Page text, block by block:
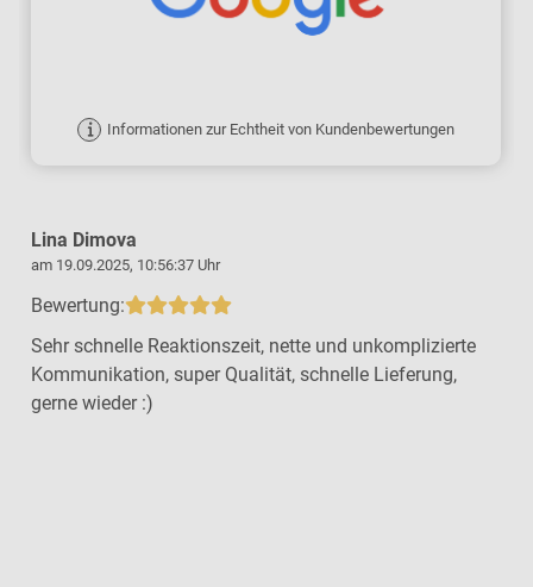
Informationen zur Echtheit von Kundenbewertungen
Lina Dimova
am 19.09.2025, 10:56:37 Uhr
Bewertung:
Sehr schnelle Reaktionszeit, nette und unkomplizierte
Kommunikation, super Qualität, schnelle Lieferung,
gerne wieder :)